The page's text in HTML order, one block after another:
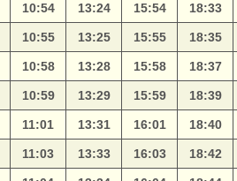
10:54 13:24 15:54 18:33
10:55 13:25 15:55 18:35
10:58 13:28 15:58 18:37
10:59 13:29 15:59 18:39
11:01 13:31 16:01 18:40
11:03 13:33 16:03 18:42